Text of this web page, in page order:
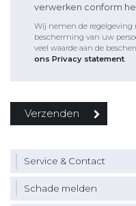
verwerken conform
Wij nemen de
bescherming van uw
veel waarde aan de
ons Privacy statement
Service & Contact
Schade melden